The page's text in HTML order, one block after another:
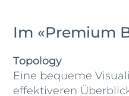
Im «Premium
Topology
Eine bequeme
effektiveren